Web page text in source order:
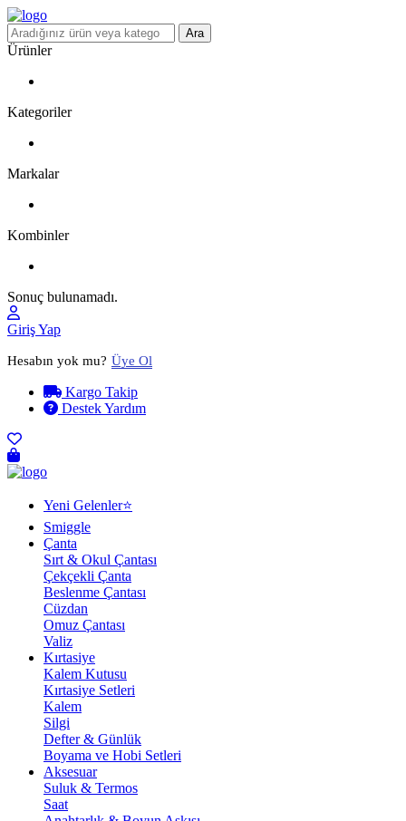
Ara
Ürünler
Kategoriler
Markalar
Kombinler
Sonuç bulunamadı.
Giriş Yap
Hesabın yok mu? Üye Ol
Kargo Takip
Destek Yardım
Yeni Gelenler⭐
Smiggle
Çanta
Sırt & Okul Çantası
Çekçekli Çanta
Beslenme Çantası
Cüzdan
Omuz Çantası
Valiz
Kırtasiye
Kalem Kutusu
Kırtasiye Setleri
Kalem
Silgi
Defter & Günlük
Boyama ve Hobi Setleri
Aksesuar
Suluk & Termos
Saat